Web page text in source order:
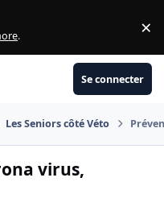
. ×
Se connecter
Les Seniors côté Véto
virus,